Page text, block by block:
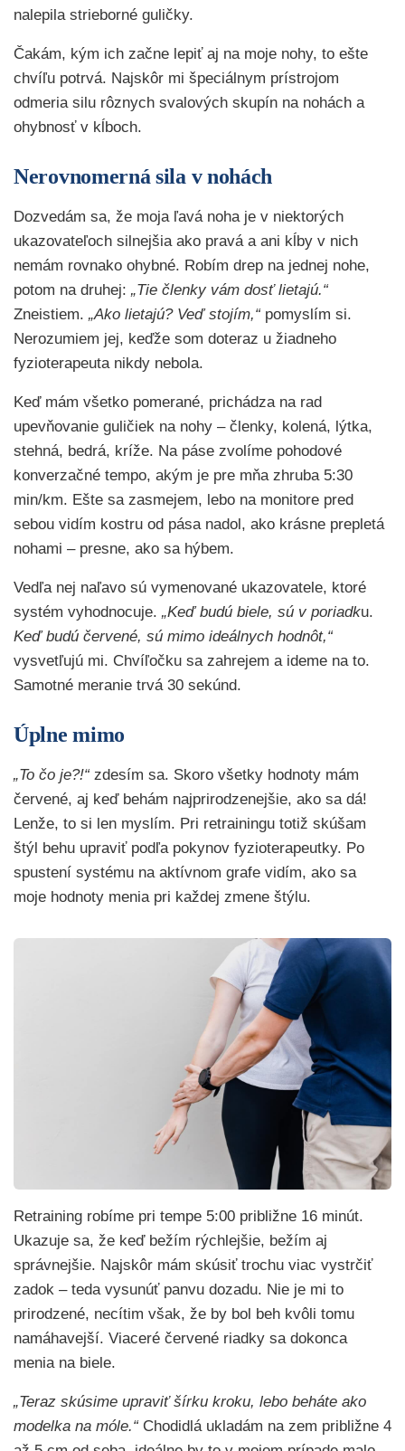
nalepila strieborné guličky.
Čakám, kým ich začne lepiť aj na moje nohy, to ešte
chvíľu potrvá. Najskôr mi špeciálnym prístrojom
odmeria silu rôznych svalových skupín na nohách a
ohybnosť v kĺboch.
Nerovnomerná sila v nohách
Dozvedám sa, že moja ľavá noha je v niektorých
ukazovateľoch silnejšia ako pravá a ani kĺby v nich
nemám rovnako ohybné. Robím drep na jednej nohe,
potom na druhej: „Tie členky vám dosť lietajú.“
Zneistiem. „Ako lietajú? Veď stojím,“ pomyslím si.
Nerozumiem jej, keďže som doteraz u žiadneho
fyzioterapeuta nikdy nebola.
Keď mám všetko pomerané, prichádza na rad
upevňovanie guličiek na nohy – členky, kolená, lýtka,
stehná, bedrá, kríže. Na páse zvolíme pohodové
konverzačné tempo, akým je pre mňa zhruba 5:30
min/km. Ešte sa zasmejem, lebo na monitore pred
sebou vidím kostru od pása nadol, ako krásne prepletá
nohami – presne, ako sa hýbem.
Vedľa nej naľavo sú vymenované ukazovatele, ktoré
systém vyhodnocuje. „Keď budú biele, sú v poriadku.
Keď budú červené, sú mimo ideálnych hodnôt,“
vysvetľujú mi. Chvíľočku sa zahrejem a ideme na to.
Samotné meranie trvá 30 sekúnd.
Úplne mimo
„To čo je?!“ zdesím sa. Skoro všetky hodnoty mám
červené, aj keď behám najprirodzenejšie, ako sa dá!
Lenže, to si len myslím. Pri retrainingu totiž skúšam
štýl behu upraviť podľa pokynov fyzioterapeutky. Po
spustení systému na aktívnom grafe vidím, ako sa
moje hodnoty menia pri každej zmene štýlu.
Retraining robíme pri tempe 5:00 približne 16 minút.
Ukazuje sa, že keď bežím rýchlejšie, bežím aj
správnejšie. Najskôr mám skúsiť trochu viac vystrčiť
zadok – teda vysunúť panvu dozadu. Nie je mi to
prirodzené, necítim však, že by bol beh kvôli tomu
namáhavejší. Viaceré červené riadky sa dokonca
menia na biele.
„Teraz skúsime upraviť šírku kroku, lebo beháte ako
modelka na móle.“ Chodidlá ukladám na zem približne 4